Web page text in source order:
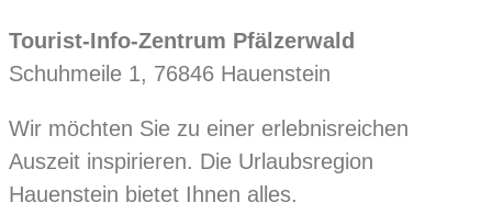
Tourist-Info-Zentrum Pfälzerwald
Schuhmeile 1, 76846 Hauenstein
Wir möchten Sie zu einer erlebnisreichen
Auszeit inspirieren. Die Urlaubsregion
Hauenstein bietet Ihnen alles.